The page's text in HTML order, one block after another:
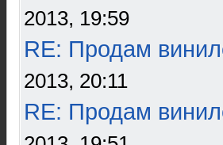
2013, 19:59
RE: Продам
2013, 20:11
RE: Продам